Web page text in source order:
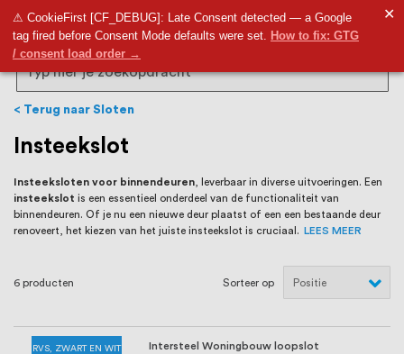
9,5
⚠ CookieFirst [CF_DEBUG]: Late Consent detected — a Google
tag fired before Consent Mode defaults were set. How to fix: GTG
/ consent load order →
✕
RVS Land is een écht familiebedrijf met
bijna 20 jaar ervaring in RVS producten
voor binnen- en buitenhuis, waaronder
trapleuningen, deurbeslag,
ventilatieroosters en bouwbeslag. In onze
webshop vind je het grootste assortiment
van Nederland en België, met meer dan
100.000 hoogwaardige RVS artikelen
direct uit voorraad leverbaar. Wij hebben
RVS op maat produceren, geheel volgens
Search
Terug naar Sloten
Insteekslot
Insteeksloten voor binnendeuren , leverbaar in diverse uitvoeringen. Een
insteekslot is een essentieel onderdeel van de functionaliteit van
binnendeuren. Of je nu een nieuwe deur plaatst of een een bestaande deur
renoveert, het kiezen van het juiste insteekslot is cruciaal. LEES MEER
6 producten Sorteer op
RVS, ZWART EN WIT Intersteel Woningbouw loopslot